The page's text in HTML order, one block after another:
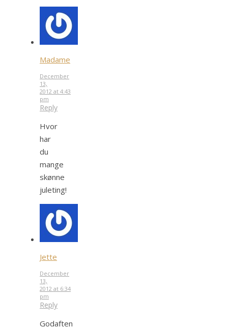
Madame
December
13,
2012 at 4:43
pm
Reply
Hvor
har
du
mange
skønne
juleting!
Jette
December
13,
2012 at 6:34
pm
Reply
Godaften